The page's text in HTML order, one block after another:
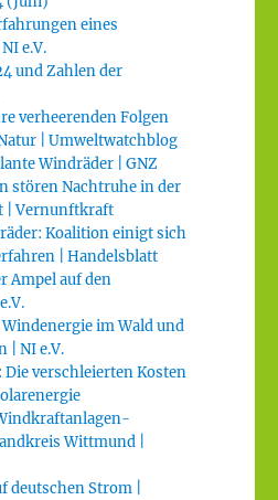
eines
e.V.
und Zahlen der
verheerenden Folgen
| Umweltwatchblog
Windräder | GNZ
stören Nachtruhe in der
| Vernunftkraft
Koalition einigt sich
| Handelsblatt
Ampel auf den
im Wald und
| NI e.V.
verschleierten Kosten
Wittmund |
deutschen Strom |